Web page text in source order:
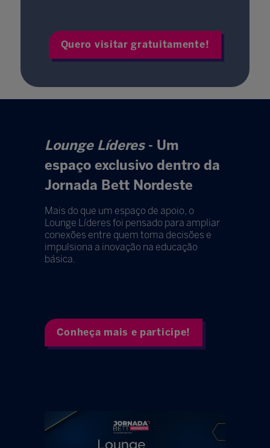
Quero visitar gratuitamente!
Lounge Líderes- Um
espaço exclusivo dentro da
Jornada Bett Nordeste
Mais do que um espaço de apoio, o
Lounge Líderes foi pensado para ampliar
conexões entre quem toma decisões e
impulsiona a inovação na educação
básica.
Conheça mais e participe!